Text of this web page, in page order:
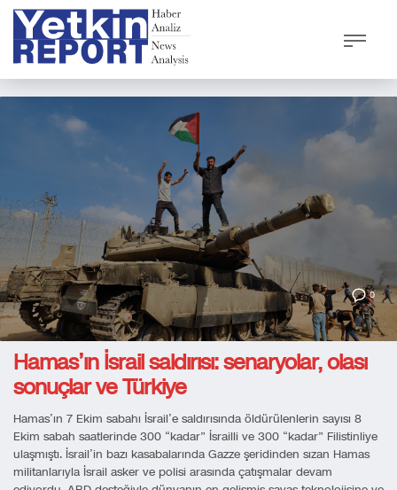
0
Hamas’ın İsrail saldırısı: senaryolar, olası
sonuçlar ve Türkiye
Hamas’ın 7 Ekim sabahı İsrail’e saldırısında öldürülenlerin sayısı 8
Ekim sabah saatlerinde 300 “kadar” İsrailli ve 300 “kadar” Filistinliye
ulaşmıştı. İsrail’in bazı kasabalarında Gazze şeridinden sızan Hamas
militanlarıyla İsrail asker ve polisi arasında çatışmalar devam